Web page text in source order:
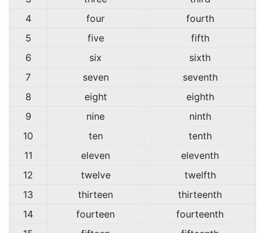
4
four
fourth
5
five
fifth
6
six
sixth
7
seven
seventh
8
eight
eighth
9
nine
ninth
10
ten
tenth
11
eleven
eleventh
12
twelve
twelfth
13
thirteen
thirteenth
14
fourteen
fourteenth